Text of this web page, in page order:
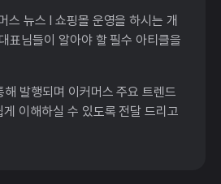
스 뉴스 l 쇼핑몰 운영을 하시는 개
표님들이 알아야 할 필수 아티클을
발행되며 이커머스 주요 트렌드
이해하실 수 있도록 전달 드리고